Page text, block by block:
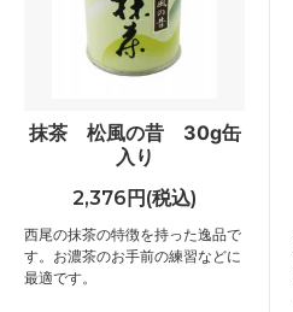
抹茶 松風の昔 30g缶
入り
2,376円(税込)
西尾の抹茶の特徴を持った逸品で
す。お濃茶のお手前の練習などに
最適です。